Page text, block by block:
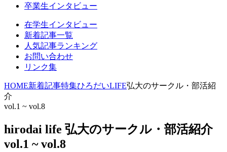
卒業生インタビュー
在学生インタビュー
新着記事一覧
人気記事ランキング
お問い合わせ
リンク集
HOME新着記事特集ひろだいLIFE弘大のサークル・部活紹
介
vol.1 ~ vol.8
hirodai life 弘大のサークル・部活紹介
vol.1 ~ vol.8